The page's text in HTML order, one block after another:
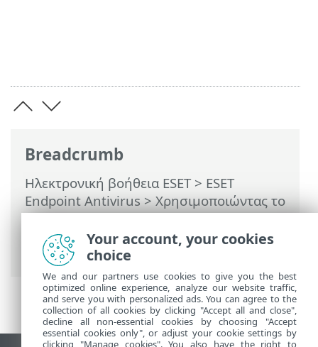
Breadcrumb
Ηλεκτρονική βοήθεια ESET> ESET
Endpoint Antivirus>Χρησιμοποιώντας το
ESET Endpoint Antivirus>Ρυθμίσεις>
Δίκτυο> Προσωρινή λίστα αποκλεισμού
διευθύνσεων IP
Your account, your cookies
choice
We and our partners use cookies to give you the best
optimized online experience, analyze our website traffic,
and serve you with personalized ads. You can agree to the
collection of all cookies by clicking "Accept all and close",
decline all non-essential cookies by choosing "Accept
essential cookies only", or adjust your cookie settings by
clicking "Manage cookies". You also have the right to